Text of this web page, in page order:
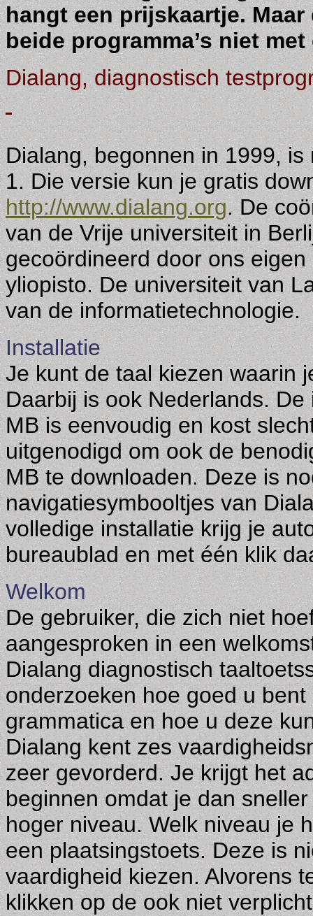
hangt een prijskaartje.
beide programma’s niet
Dialang, diagnostisch
Dialang, begonnen in 1999,
1. Die versie kun je gratis
http://www.dialang.org. De
van de Vrije universiteit in
gecoördineerd door ons
yliopisto. De universiteit van
van de informatietechnologie.
Installatie
Je kunt de taal kiezen waarin
Daarbij is ook Nederlands.
MB is eenvoudig en kost
uitgenodigd om ook de
MB te downloaden. Deze is
navigatiesymbooltjes van
volledige installatie krijg je
bureaublad en met één klik
Welkom
De gebruiker, die zich niet
aangesproken in een
Dialang diagnostisch
onderzoeken hoe goed u
grammatica en hoe u deze
Dialang kent zes
zeer gevorderd. Je krijgt het
beginnen omdat je dan
hoger niveau. Welk niveau je
een plaatsingstoets. Deze is
vaardigheid kiezen. Alvorens
klikken op de ook niet